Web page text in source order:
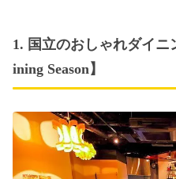
1. 国立のおしゃれダイ
ining Season】